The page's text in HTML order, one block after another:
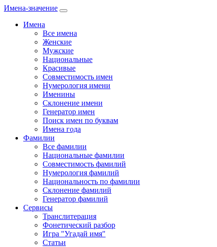
Имена-значение
Имена
Все имена
Женские
Мужские
Национальные
Красивые
Совместимость имен
Нумерология имени
Именины
Склонение имени
Генератор имен
Поиск имен по буквам
Имена года
Фамилии
Все фамилии
Национальные фамилии
Совместимость фамилий
Нумерология фамилий
Национальность по фамилии
Склонение фамилий
Генератор фамилий
Сервисы
Транслитерация
Фонетический разбор
Игра "Угадай имя"
Статьи